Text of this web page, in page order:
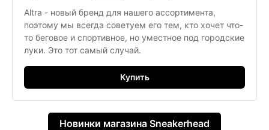
Altra - новый бренд для нашего ассортимента,
поэтому мы всегда советуем его тем, кто хочет что-
то беговое и спортивное, но уместное под городские
луки. Это тот самый случай.
Купить
Новинки магазина Sneakerhead